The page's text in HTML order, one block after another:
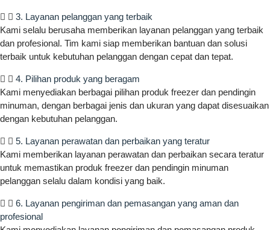
3. Layanan pelanggan yang terbaik
Kami selalu berusaha memberikan layanan pelanggan yang terbaik
dan profesional. Tim kami siap memberikan bantuan dan solusi
terbaik untuk kebutuhan pelanggan dengan cepat dan tepat.
4. Pilihan produk yang beragam
Kami menyediakan berbagai pilihan produk freezer dan pendingin
minuman, dengan berbagai jenis dan ukuran yang dapat disesuaikan
dengan kebutuhan pelanggan.
5. Layanan perawatan dan perbaikan yang teratur
Kami memberikan layanan perawatan dan perbaikan secara teratur
untuk memastikan produk freezer dan pendingin minuman
pelanggan selalu dalam kondisi yang baik.
6. Layanan pengiriman dan pemasangan yang aman dan
profesional